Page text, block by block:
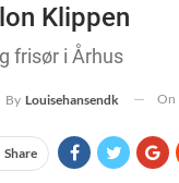
Klippen
frisør i Århus
By Louisehansendk On
Share